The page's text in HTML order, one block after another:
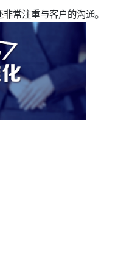
常注重与客户的沟通。